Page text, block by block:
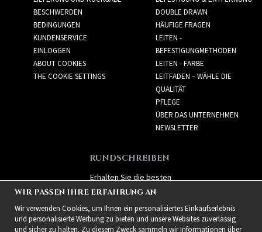
BESCHWERDEN
BEDINGUNGEN
KUNDENSERVICE
EINLOGGEN
ABOUT COOKIES
THE COOKIE SETTINGS
DOUBLE DRAWN
HÄUFIGE FRAGEN
LEITEN -
BEFESTIGUNGMETHODEN
LEITEN - FARBE
LEITFADEN – WÄHLE DIE
QUALITÄT
PFLEGE
ÜBER DAS UNTERNEHMEN
NEWSLETTER
RUNDSCHREIBEN
Erhalten Sie die besten
Angebote und spannende
neue Produkte!
WIR PASSEN IHRE ERFAHRUNG AN
Wir verwenden Cookies, um Ihnen ein personalisiertes Einkaufserlebnis
und personalisierte Werbung zu bieten und unsere Websites zuverlässig
und sicher zu halten. Zu diesem Zweck sammeln wir Informationen über